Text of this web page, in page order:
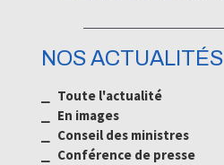
NOS ACTUALITÉS
⎯ Toute l'actualité
⎯ En images
⎯ Conseil des ministres
⎯ Conférence de presse